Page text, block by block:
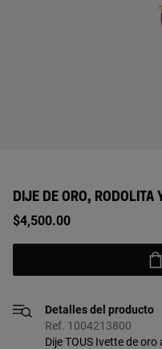
DIJE DE ORO, RODOLITA
$4,500.00
Detalles del producto
Ref. 1004213800
Dije TOUS Ivette de